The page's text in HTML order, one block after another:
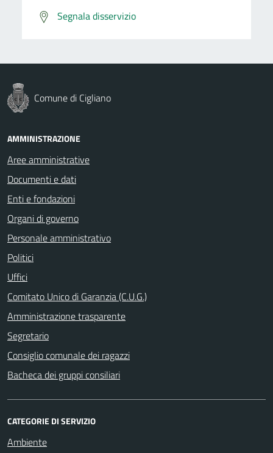
Segnala disservizio
Comune di Cigliano
AMMINISTRAZIONE
Aree amministrative
Documenti e dati
Enti e fondazioni
Organi di governo
Personale amministrativo
Politici
Uffici
Comitato Unico di Garanzia (C.U.G.)
Amministrazione trasparente
Segretario
Consiglio comunale dei ragazzi
Bacheca dei gruppi consiliari
CATEGORIE DI SERVIZIO
Ambiente